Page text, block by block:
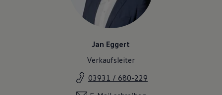
Jan Eggert
Verkaufsleiter
03931 / 680-229